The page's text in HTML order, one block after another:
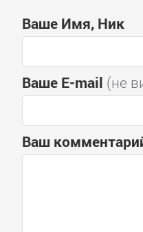
Ваше Имя, Ник
Ваше E-mail (не
Ваш